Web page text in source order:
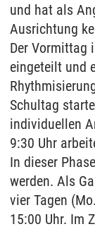
und hat als
Ausrichtung
Der Vormittag
eingeteilt und
Schultag
individuellen
9:30 Uhr
In dieser
werden. Als
vier Tagen
15:00 Uhr. Im